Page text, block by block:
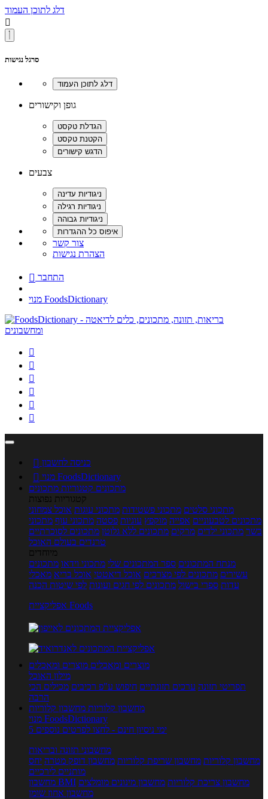
דלג לתוכן העמוד

סרגל נגישות
גופן וקישורים
צבעים
צור קשר
הצהרת נגישות
 התחבר
מנוי FoodsDictionary






 כניסה לחשבון

מנוי FoodsDictionary
מתכונים קטגוריות מתכונים
קטגוריות נפוצות
מתכוני סלטים מתכוני פשטידות מתכוני עוגות אוכל צמחוני
מתכונים לטבעוניים אפייה מוקפץ עוגיות פסטה מתכוני עוף מתכוני
בשר מתכוני ילדים מרקים מתכונים ללא גלוטן מתכונים לסוכרתיים
טרנדים בעולם האוכל
מיוחדים
מנתח המתכונים ספר המתכונים שלי מתכוני וידאו מתכונים
עשירים מתכונים לפי מצרכים אוכל דיאטטי אוכל בריא מאכלי
עדות ספרי בישול מתכונים לפי חגים ועונות לפי שיטות הכנה
אפליקציית Foods
מוצרים ומאכלים מוצרים ומאכלים
מילון האוכל
תפריטי תזונה ערכים תזונתיים חיפוש ע"פ רכיבים מכילים הכי
הרבה
מחשבון קלוריות מחשבון קלוריות
מנוי FoodsDictionary
5 ימי ניסיון חינם - לחצו לפרטים נוספים
מחשבוני תזונה ובריאות
מחשבון קלוריות מחשבון שריפת קלוריות מחשבון דופק מטרה יחס
מותניים לירכיים
מחשבון BMI
מחשבון צריכת קלוריות מחשבון מינונים מומלצים
מחשבון אחוז שומן